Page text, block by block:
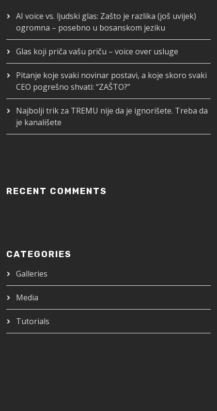
AI voice vs. ljudski glas: Zašto je razlika (još uvijek)
ogromna – posebno u bosanskom jeziku
Glas koji priča vašu priču – voice over usluge
Pitanje koje svaki novinar postavi, a koje skoro svaki
CEO pogrešno shvati: “ZAŠTO?”
Najbolji trik za TREMU nije da je ignorišete. Treba da
je kanališete
RECENT COMMENTS
CATEGORIES
Galleries
Media
Tutorials